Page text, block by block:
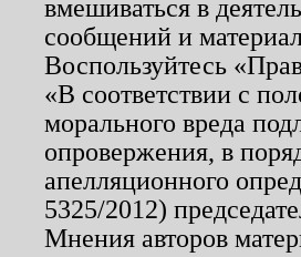
вмешиваться в
сообщений и
Воспользуйтесь
«В соответствии с
морального вреда
опровержения, в
апелляционного
5325/2012)
Мнения авторов